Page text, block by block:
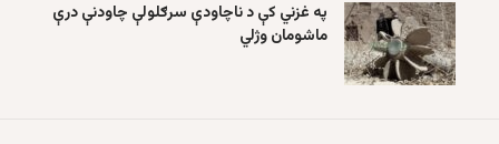
په غزني کې د ناچاودې سرګلولې چاودنې درې
ماشومان وژلي